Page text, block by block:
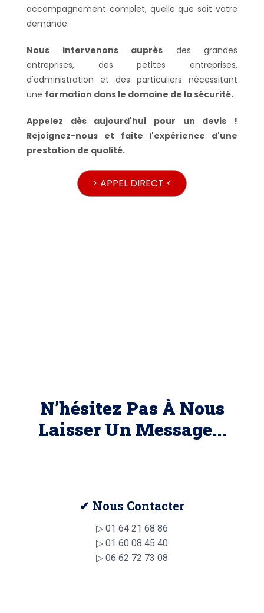
accompagnement complet, quelle que soit votre
demande.
Nous intervenons auprès des grandes
entreprises, des petites entreprises,
d'administration et des particuliers nécessitant
une formation dans le domaine de la sécurité.
Appelez dès aujourd'hui pour un devis !
Rejoignez-nous et faite l'expérience d'une
prestation de qualité.
> APPEL DIRECT <
N’hésitez Pas À Nous
Laisser Un Message...
✔ Nous Contacter
▷ 01 64 21 68 86
▷ 01 60 08 45 40
▷ 06 62 72 73 08